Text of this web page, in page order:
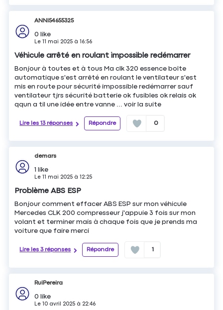
ANNI54655325
0 like
Le11 mai 2025 à16:56
Véhicule arrêté en roulant impossible redémarrer
Bonjour à toutes et à tous Ma clk 320 essence boîte
automatique s'est arrêté en roulant le ventilateur s'est
mis en route pour sécurité impossible redémarrer sauf
ventilateur tjrs sécurité batterie ok fusibles ok relais ok
qqun a til une idée entre vanne ...voir la suite
Lire les 13 réponses Répondre 0
demars
1 like
Le11 mai 2025 à12:25
Problème ABS ESP
Bonjour comment effacer ABS ESP sur mon véhicule
Mercedes CLK 200 compresseur j'appuie 3 fois sur mon
volant et terminer mais à chaque fois que je prends ma
voiture que faire merci
Lire les 3 réponses Répondre 1
RuiPereira
0 like
Le10 avril 2025 à 22:46